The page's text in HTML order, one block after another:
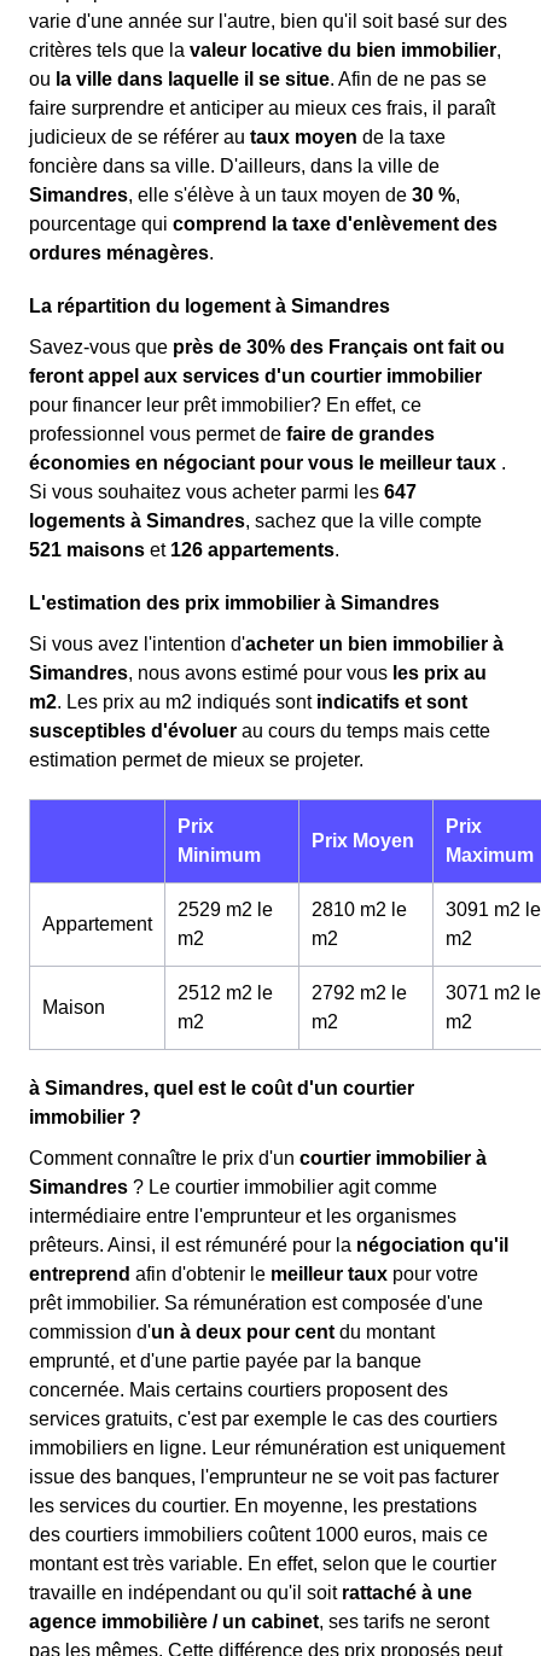
varie d'une année sur l'autre, bien qu'il soit basé sur des
critères tels que la valeur locative du bien immobilier,
ou la ville dans laquelle il se situe. Afin de ne pas se
faire surprendre et anticiper au mieux ces frais, il paraît
judicieux de se référer au taux moyen de la taxe
foncière dans sa ville. D'ailleurs, dans la ville de
Simandres, elle s'élève à un taux moyen de 30 %,
pourcentage qui comprend la taxe d'enlèvement des
ordures ménagères.
La répartition du logement à Simandres
Savez-vous que près de 30% des Français ont fait ou
feront appel aux services d'un courtier immobilier
pour financer leur prêt immobilier? En effet, ce
professionnel vous permet de faire de grandes
économies en négociant pour vous le meilleur taux .
Si vous souhaitez vous acheter parmi les 647
logements à Simandres, sachez que la ville compte
521 maisons et 126 appartements.
L'estimation des prix immobilier à Simandres
Si vous avez l'intention d'acheter un bien immobilier à
Simandres, nous avons estimé pour vous les prix au
m2. Les prix au m2 indiqués sont indicatifs et sont
susceptibles d'évoluer au cours du temps mais cette
estimation permet de mieux se projeter.
Prix
Minimum
Prix Moyen
Prix
Maximum
Appartement
2529 m2 le
m2
2810 m2 le
m2
3091 m2 le
m2
Maison
2512 m2 le
m2
2792 m2 le
m2
3071 m2 le
m2
à Simandres, quel est le coût d'un courtier
immobilier ?
Comment connaître le prix d'un courtier immobilier à
Simandres ? Le courtier immobilier agit comme
intermédiaire entre l'emprunteur et les organismes
prêteurs. Ainsi, il est rémunéré pour la négociation qu'il
entreprend afin d'obtenir le meilleur taux pour votre
prêt immobilier. Sa rémunération est composée d'une
commission d'un à deux pour cent du montant
emprunté, et d'une partie payée par la banque
concernée. Mais certains courtiers proposent des
services gratuits, c'est par exemple le cas des courtiers
immobiliers en ligne. Leur rémunération est uniquement
issue des banques, l'emprunteur ne se voit pas facturer
les services du courtier. En moyenne, les prestations
des courtiers immobiliers coûtent 1000 euros, mais ce
montant est très variable. En effet, selon que le courtier
travaille en indépendant ou qu'il soit rattaché à une
agence immobilière / un cabinet, ses tarifs ne seront
pas les mêmes. Cette différence des prix proposés peut